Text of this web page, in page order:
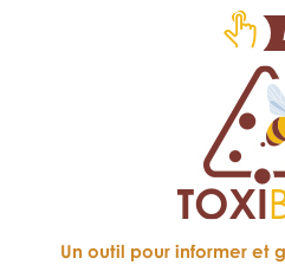
Un outil pour informer et